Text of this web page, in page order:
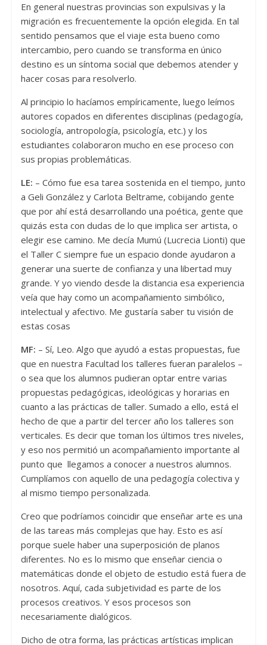
En general nuestras provincias son expulsivas y la
migración es frecuentemente la opción elegida. En tal
sentido pensamos que el viaje esta bueno como
intercambio, pero cuando se transforma en único
destino es un síntoma social que debemos atender y
hacer cosas para resolverlo.
Al principio lo hacíamos empíricamente, luego leímos
autores copados en diferentes disciplinas (pedagogía,
sociología, antropología, psicología, etc.) y los
estudiantes colaboraron mucho en ese proceso con
sus propias problemáticas.
LE: – Cómo fue esa tarea sostenida en el tiempo, junto
a Geli González y Carlota Beltrame, cobijando gente
que por ahí está desarrollando una poética, gente que
quizás esta con dudas de lo que implica ser artista, o
elegir ese camino. Me decía Mumú (Lucrecia Lionti) que
el Taller C siempre fue un espacio donde ayudaron a
generar una suerte de confianza y una libertad muy
grande. Y yo viendo desde la distancia esa experiencia
veía que hay como un acompañamiento simbólico,
intelectual y afectivo. Me gustaría saber tu visión de
estas cosas
MF: – Sí, Leo. Algo que ayudó a estas propuestas, fue
que en nuestra Facultad los talleres fueran paralelos –
o sea que los alumnos pudieran optar entre varias
propuestas pedagógicas, ideológicas y horarias en
cuanto a las prácticas de taller. Sumado a ello, está el
hecho de que a partir del tercer año los talleres son
verticales. Es decir que toman los últimos tres niveles,
y eso nos permitió un acompañamiento importante al
punto que llegamos a conocer a nuestros alumnos.
Cumplíamos con aquello de una pedagogía colectiva y
al mismo tiempo personalizada.
Creo que podríamos coincidir que enseñar arte es una
de las tareas más complejas que hay. Esto es así
porque suele haber una superposición de planos
diferentes. No es lo mismo que enseñar ciencia o
matemáticas donde el objeto de estudio está fuera de
nosotros. Aquí, cada subjetividad es parte de los
procesos creativos. Y esos procesos son
necesariamente dialógicos.
Dicho de otra forma, las prácticas artísticas implican